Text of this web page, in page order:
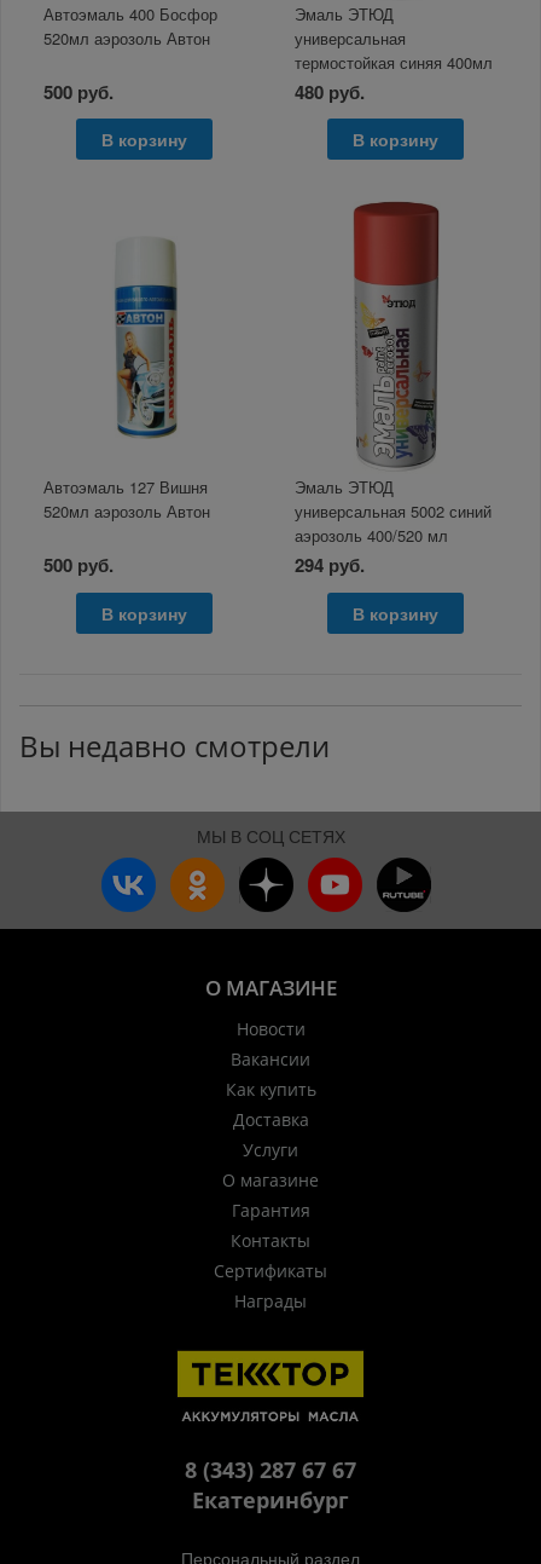
Автоэмаль 400 Босфор
520мл аэрозоль Автон
500 руб.
В корзину
Эмаль ЭТЮД
универсальная
термостойкая синяя 400мл
Аэрозоль
480 руб.
В корзину
Автоэмаль 127 Вишня
520мл аэрозоль Автон
500 руб.
В корзину
Эмаль ЭТЮД
универсальная 5002 синий
аэрозоль 400/520 мл
294 руб.
В корзину
Вы недавно смотрели
МЫ В СОЦ СЕТЯХ
О МАГАЗИНЕ
Новости
Вакансии
Как купить
Доставка
Услуги
О магазине
Гарантия
Контакты
Сертификаты
Награды
8 (343) 287 67 67
Екатеринбург
Персональный раздел